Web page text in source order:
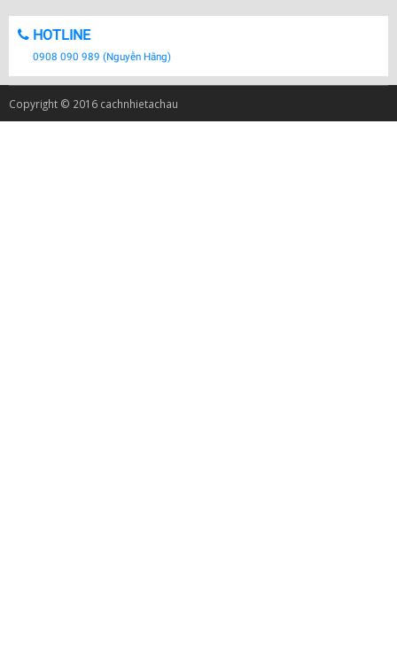
HOTLINE
0908 090 989 (Nguyễn Hằng)
Copyright © 2016 cachnhietachau